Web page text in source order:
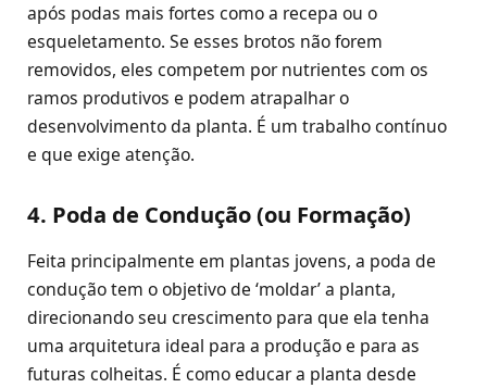
após podas mais fortes como a recepa ou o
esqueletamento. Se esses brotos não forem
removidos, eles competem por nutrientes com os
ramos produtivos e podem atrapalhar o
desenvolvimento da planta. É um trabalho contínuo
e que exige atenção.
4. Poda de Condução (ou Formação)
Feita principalmente em plantas jovens, a poda de
condução tem o objetivo de ‘moldar’ a planta,
direcionando seu crescimento para que ela tenha
uma arquitetura ideal para a produção e para as
futuras colheitas. É como educar a planta desde